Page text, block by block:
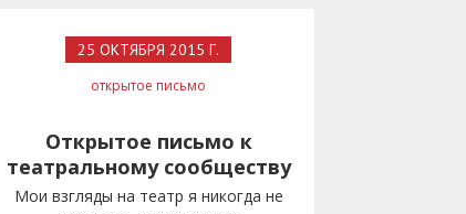
25 ОКТЯБРЯ 2015 Г.
открытое письмо
Открытое письмо к
театральному сообществу
Мои взгляды на театр я никогда не